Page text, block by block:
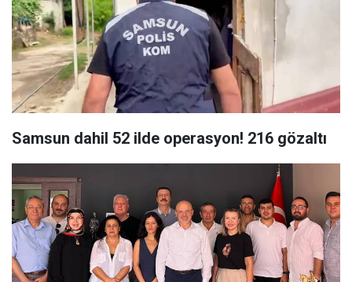
Samsun dahil 52 ilde operasyon! 216 gözaltı